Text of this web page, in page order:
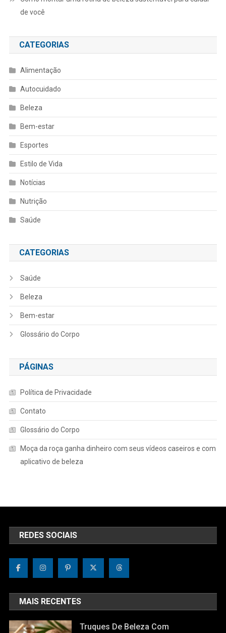
de você
CATEGORIAS
Alimentação
Autocuidado
Beleza
Bem-estar
Esportes
Estilo de Vida
Notícias
Nutrição
Saúde
CATEGORIAS
Saúde
Beleza
Bem-estar
Glossário do Corpo
PÁGINAS
Política de Privacidade
Contato
Glossário do Corpo
Moça da roça ganha dinheiro com seus vídeos caseiros e com
aplicativo de beleza
REDES SOCIAIS
MAIS RECENTES
Truques De Beleza Com